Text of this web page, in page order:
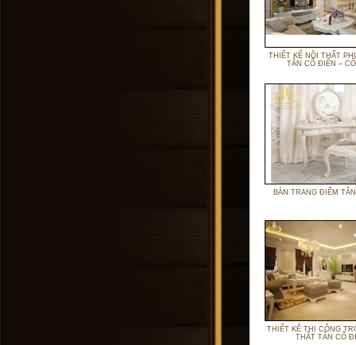
THIẾT KẾ NỘI THẤT
TÂN CỔ ĐIỂN –
BÀN TRANG ĐIỂM
THIẾT KẾ THI CÔNG
THẤT TÂN CỔ